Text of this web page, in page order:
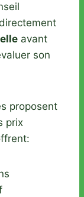
avant
son
proposent
prix